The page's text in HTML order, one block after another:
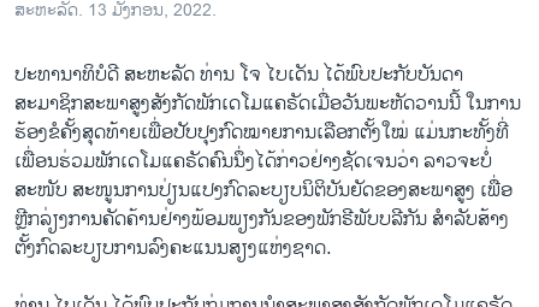
ສຽງ
ລາຍການກະຈາຍສຽງ
ລາຍງານ
ຕິດຕາມພວກເຮົາ ທີ່
ພາສາຕ່າງໆ
ສະຫະລັດ. 13 ມັງກອນ, 2022.
ປະທານາທິບໍດີ ສະຫະລັດ ທ່ານ ໂຈ ໄບເດັນ ໄດ້ພົບປະກັບບັນດາ
ສະມາຊິກສະພາສູງສັງກັດພັກເດໂມແຄຣັດເມື່ອວັນພະຫັດວານນີ້ ໃນການ
ຮ້ອງຂໍຄັ້ງສຸດທ້າຍເພື່ອປັບປຸງກົດໝາຍການເລືອກຕັ້ງໃໝ່ ແມ່ນກະທັ້ງທີ່
ເພື່ອນຮ່ວມພັກເດໂມແຄຣັດຄົນນຶ່ງໄດ້ກ່າວຢ່າງຊັດເຈນວ່າ ລາວຈະບໍ່
ສະໜັບ ສະໜູນການປ່ຽນແປງກົດລະບຽບນິຕິບັນຍັດຂອງສະພາສູງ ເພື່ອ
ຫຼີກລ່ຽງການຄັດຄ້ານຢ່າງພ້ອມພຽງກັນຂອງພັກຣີພັບບລີກັນ ​ສຳ​ລັບສ້າງ
ຕັ້ງກົດລະບຽບການລົງຄະແນນສຽງແຫ່ງຊາດ.